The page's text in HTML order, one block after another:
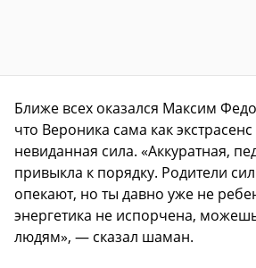
Ближе всех оказался Максим
что Вероника сама как
невиданная сила. «Аккуратная,
привыкла к порядку. Родители
опекают, но ты давно уже не
энергетика не испорчена,
людям», — сказал шаман.